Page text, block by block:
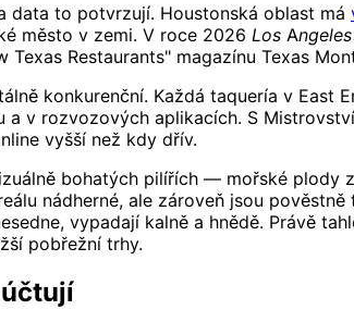
data to potvrzují. Houstonská oblast má
město v zemi. V roce 2026 Los
Restaurants" magazínu Texas
konkurenční. Každá taquería v East
v rozvozových aplikacích. S
vyšší než kdy dřív.
bohatých pilířích — mořské plody
nádherné, ale zároveň jsou
vypadají kalně a hnědě. Právě
pobřežní trhy.